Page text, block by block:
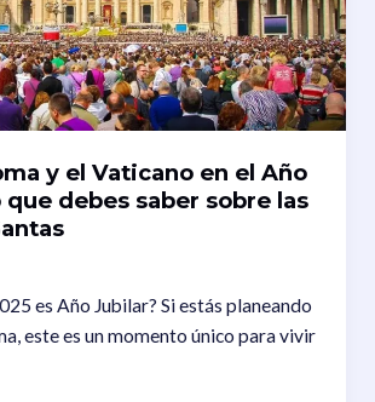
y el Vaticano en el Año
debes saber sobre las
es Año Jubilar? Si estás planeando
este es un momento único para vivir